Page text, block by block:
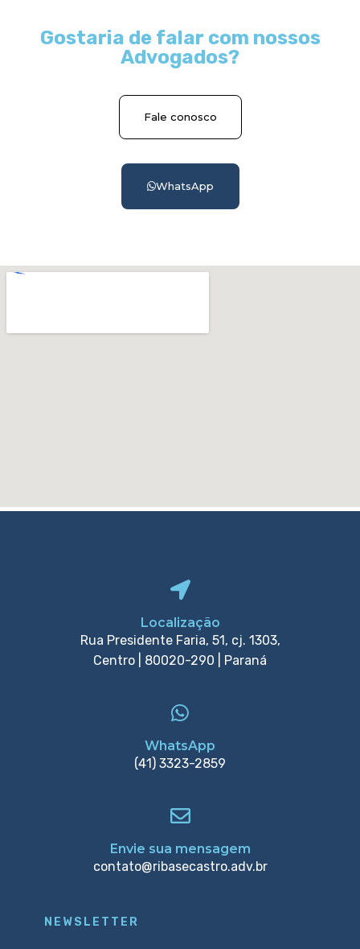
Gostaria de falar com nossos
Advogados?
Fale conosco
WhatsApp
Localização
Rua Presidente Faria, 51, cj. 1303,
Centro | 80020-290 | Paraná
WhatsApp
(41) 3323-2859
Envie sua mensagem
contato@ribasecastro.adv.br
NEWSLETTER